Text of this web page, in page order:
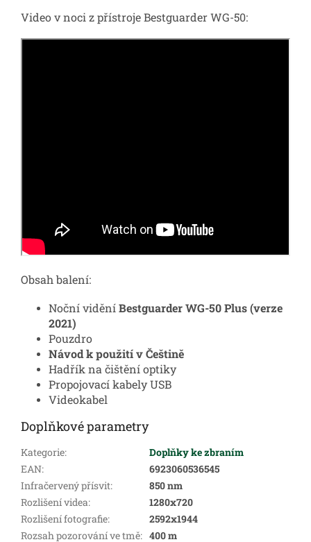
Video v noci z přístroje Bestguarder WG-50:
Obsah balení:
Noční viděníBestguarder WG-50 Plus (verze
2021)
Pouzdro
Návod k použití v Češtině
Hadřík na čištění optiky
Propojovací kabely USB
Videokabel
Doplňkové parametry
Kategorie:
Doplňky ke zbraním
EAN:
6923060536545
Infračervený přísvit:
850 nm
Rozlišení videa:
1280x720
Rozlišení fotografie:
2592x1944
Rozsah pozorování ve tmě: 400 m